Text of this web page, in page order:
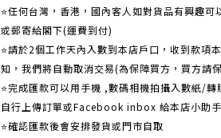
⭐任何台灣，香港，國內客人如對貨品有興趣
或郵寄給閣下(運費到付)
​​⭐請於2個工作天內入數到本店戶口，收到款項
知，我們將自動取消交易(為保障買方，買方請
⭐完成匯款可以用手機 ,數碼相機拍攝入數紙/
自行上傳訂單或Facebook inbox 給本店小助
⭐確認匯款後會安排發貨或門市自取